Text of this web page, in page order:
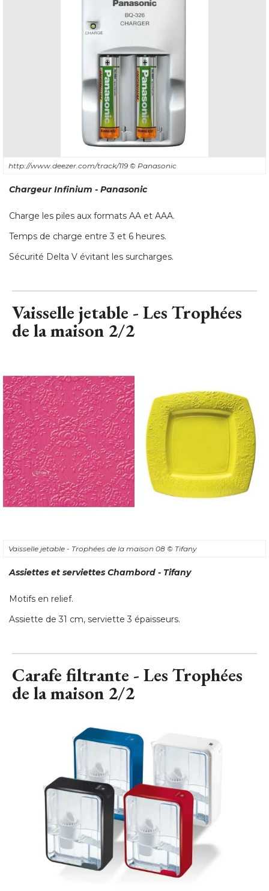
http://www.deezer.com/track/119 © Panasonic
Chargeur Infinium - Panasonic
Charge les piles aux formats AA et AAA.
Temps de charge entre 3 et 6 heures.
Sécurité Delta V évitant les surcharges.
Vaisselle jetable - Les Trophées
de la maison 2/2
Vaisselle jetable - Trophées de la maison 08 © Tifany
Assiettes et serviettes Chambord - Tifany
Motifs en relief.
Assiette de 31 cm, serviette 3 épaisseurs.
Carafe filtrante - Les Trophées
de la maison 2/2